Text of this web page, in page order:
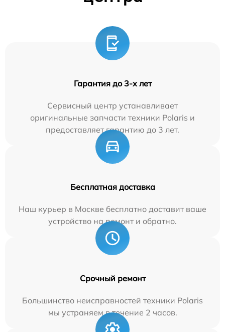
Гарантия до 3-х лет
Сервисный центр устанавливает
оригинальные запчасти техники Polaris и
предоставляет гарантию до 3 лет.
Бесплатная доставка
Наш курьер в Москве бесплатно доставит ваше
устройство на ремонт и обратно.
Срочный ремонт
Большинство неисправностей техники Polaris
мы устраняем в течение 2 часов.